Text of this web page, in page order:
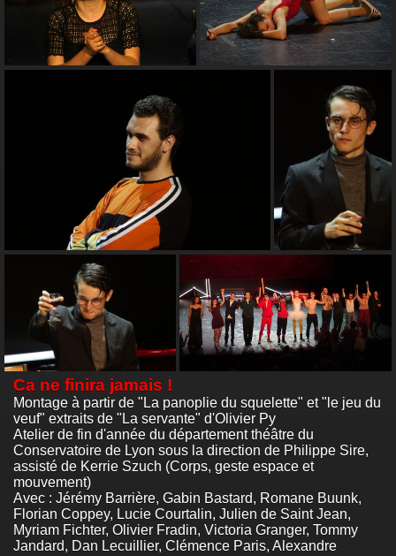
Ca ne finira jamais !
Montage à partir de "La panoplie du squelette" et "le jeu du
veuf" extraits de "La servante" d'Olivier Py
Atelier de fin d'année du département théâtre du
Conservatoire de Lyon sous la direction de Philippe Sire,
assisté de Kerrie Szuch (Corps, geste espace et
mouvement)
Avec : Jérémy Barrière, Gabin Bastard, Romane Buunk,
Florian Coppey, Lucie Courtalin, Julien de Saint Jean,
Myriam Fichter, Olivier Fradin, Victoria Granger, Tommy
Jandard, Dan Lecuillier, Clémence Paris, Alexandre